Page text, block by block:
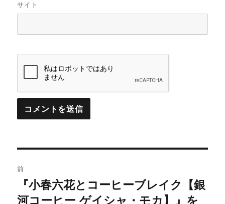
サイト
稿
前
前
の
『小春六花とコーヒーブレイク【銀
河コーヒー ゲイシャ・モカ】』を